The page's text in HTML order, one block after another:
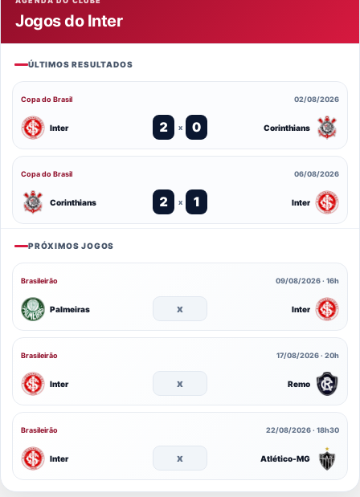
Jogos do Inter
ÚLTIMOS RESULTADOS
Copa do Brasil 02/08/2026
Inter 2 x 0 Corinthians
Copa do Brasil 06/08/2026
Corinthians 2 x 1 Inter
PRÓXIMOS JOGOS
Brasileirão 09/08/2026 · 16h
Palmeiras x Inter
Brasileirão 17/08/2026 · 20h
Inter x Remo
Brasileirão 22/08/2026 · 18h30
Inter x Atlético-MG